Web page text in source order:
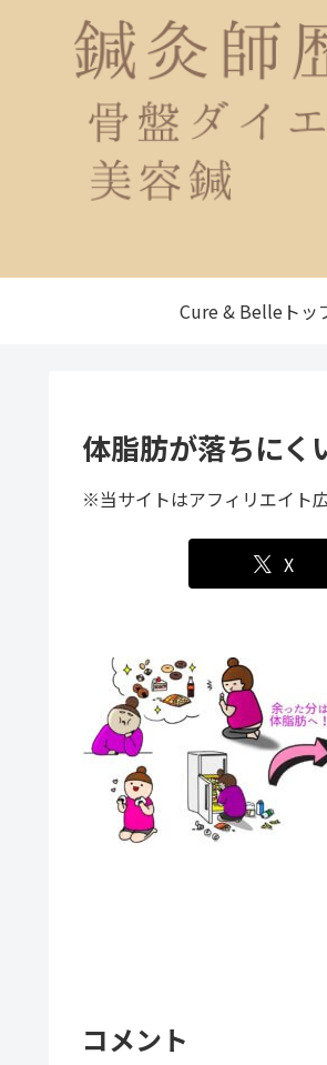
Cure & Belleトッ
体脂肪が落ちにく
※当サイトはアフィリエイト
X
コメント